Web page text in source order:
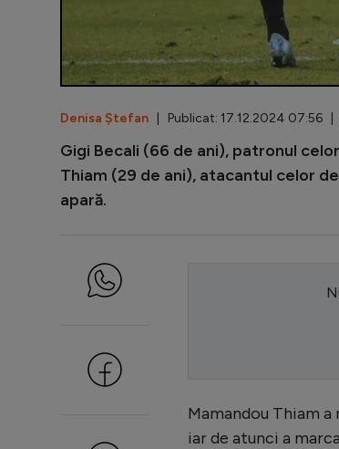
Denisa Ștefan | Publicat: 17.12.2024 07:56 |
Gigi Becali (66 de ani), patronul
Thiam (29 de ani), atacantul celor
apară.
Mamandou Thiam a
iar de atunci a